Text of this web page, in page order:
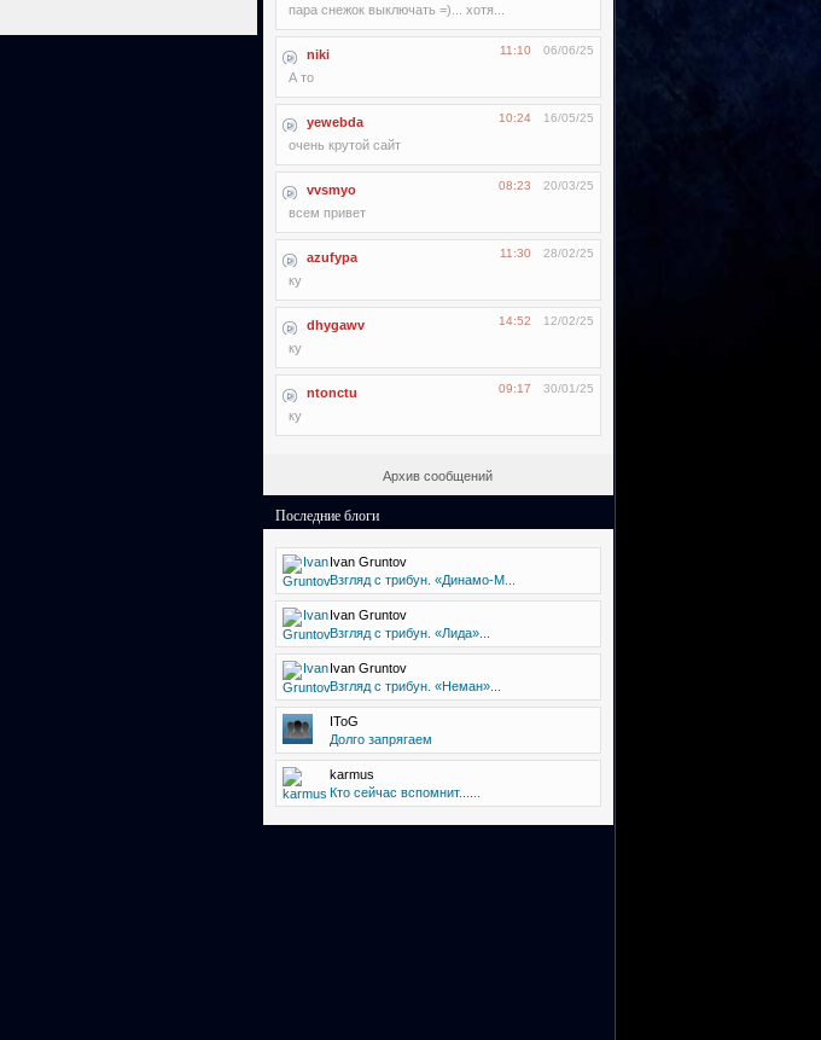
пара снежок выключать =)... хотя...
niki 06/06/25
11:10
А то
yewebda 16/05/25
10:24
очень крутой сайт
vvsmyo 20/03/25
08:23
всем привет
azufypa 28/02/25
11:30
ку
dhygawv 12/02/25
14:52
ку
ntonctu 30/01/25
09:17
ку
Архив сообщений
Последние блоги
Ivan Gruntov
Взгляд с трибун. «Динамо-М...
Ivan Gruntov
Взгляд с трибун. «Лида»...
Ivan Gruntov
Взгляд с трибун. «Неман»...
IToG
Долго запрягаем
karmus
Кто сейчас вспомнит......